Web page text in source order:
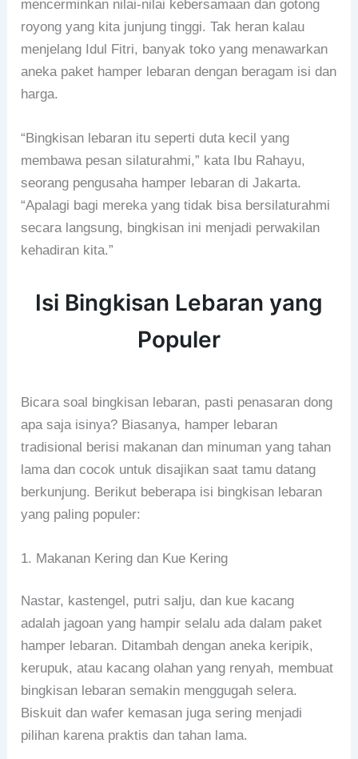
mencerminkan nilai-nilai kebersamaan dan gotong
royong yang kita junjung tinggi. Tak heran kalau
menjelang Idul Fitri, banyak toko yang menawarkan
aneka paket hamper lebaran dengan beragam isi dan
harga.
“Bingkisan lebaran itu seperti duta kecil yang
membawa pesan silaturahmi,” kata Ibu Rahayu,
seorang pengusaha hamper lebaran di Jakarta.
“Apalagi bagi mereka yang tidak bisa bersilaturahmi
secara langsung, bingkisan ini menjadi perwakilan
kehadiran kita.”
Isi Bingkisan Lebaran yang
Populer
Bicara soal bingkisan lebaran, pasti penasaran dong
apa saja isinya? Biasanya, hamper lebaran
tradisional berisi makanan dan minuman yang tahan
lama dan cocok untuk disajikan saat tamu datang
berkunjung. Berikut beberapa isi bingkisan lebaran
yang paling populer:
1. Makanan Kering dan Kue Kering
Nastar, kastengel, putri salju, dan kue kacang
adalah jagoan yang hampir selalu ada dalam paket
hamper lebaran. Ditambah dengan aneka keripik,
kerupuk, atau kacang olahan yang renyah, membuat
bingkisan lebaran semakin menggugah selera.
Biskuit dan wafer kemasan juga sering menjadi
pilihan karena praktis dan tahan lama.